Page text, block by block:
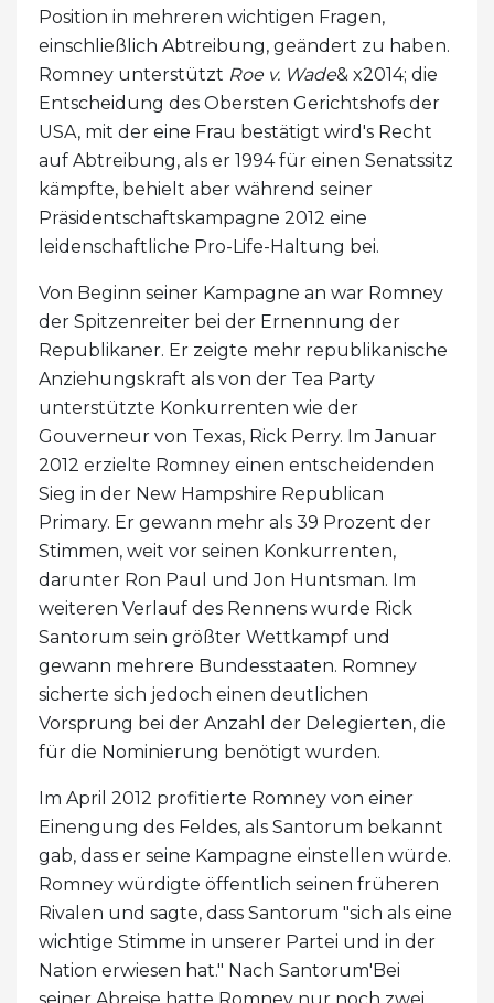
Position in mehreren wichtigen Fragen,
einschließlich Abtreibung, geändert zu haben.
Romney unterstützt Roe v. Wade& x2014; die
Entscheidung des Obersten Gerichtshofs der
USA, mit der eine Frau bestätigt wird's Recht
auf Abtreibung, als er 1994 für einen Senatssitz
kämpfte, behielt aber während seiner
Präsidentschaftskampagne 2012 eine
leidenschaftliche Pro-Life-Haltung bei.
Von Beginn seiner Kampagne an war Romney
der Spitzenreiter bei der Ernennung der
Republikaner. Er zeigte mehr republikanische
Anziehungskraft als von der Tea Party
unterstützte Konkurrenten wie der
Gouverneur von Texas, Rick Perry. Im Januar
2012 erzielte Romney einen entscheidenden
Sieg in der New Hampshire Republican
Primary. Er gewann mehr als 39 Prozent der
Stimmen, weit vor seinen Konkurrenten,
darunter Ron Paul und Jon Huntsman. Im
weiteren Verlauf des Rennens wurde Rick
Santorum sein größter Wettkampf und
gewann mehrere Bundesstaaten. Romney
sicherte sich jedoch einen deutlichen
Vorsprung bei der Anzahl der Delegierten, die
für die Nominierung benötigt wurden.
Im April 2012 profitierte Romney von einer
Einengung des Feldes, als Santorum bekannt
gab, dass er seine Kampagne einstellen würde.
Romney würdigte öffentlich seinen früheren
Rivalen und sagte, dass Santorum "sich als eine
wichtige Stimme in unserer Partei und in der
Nation erwiesen hat." Nach Santorum'Bei